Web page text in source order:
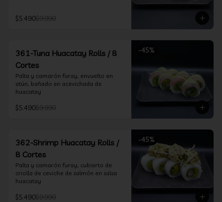
$5.490$9.990
-45%
361-Tuna Huacatay Rolls / 8
Cortes
Palta y camarón furay, envuelto en
atún, bañado en acevichada de
huacatay
$5.490$9.990
-45%
362-Shrimp Huacatay Rolls /
8 Cortes
Palta y camarón furay, cubierto de
criolla de ceviche de salmón en salsa
huacatay
$5.490$9.990